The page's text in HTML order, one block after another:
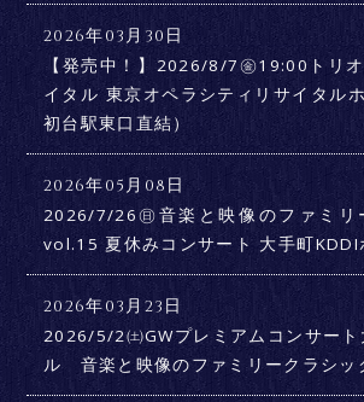
2026年03月30日
【発売中！】2026/8/7㊎19:00トリ
イタル 東京オペラシティリサイタル
初台駅東口直結）
2026年05月08日
2026/7/26㊐音楽と映像のファミリ
vol.15 夏休みコンサート 大手町KDDI
2026年03月23日
2026/5/2㈯GWプレミアムコンサート
ル 音楽と映像のファミリークラシ